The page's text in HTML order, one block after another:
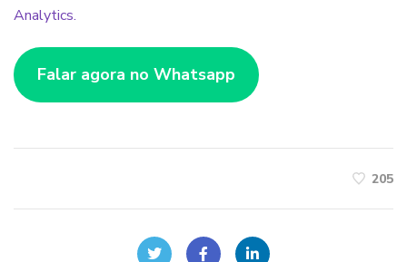
Analytics.
Falar agora no Whatsapp
205